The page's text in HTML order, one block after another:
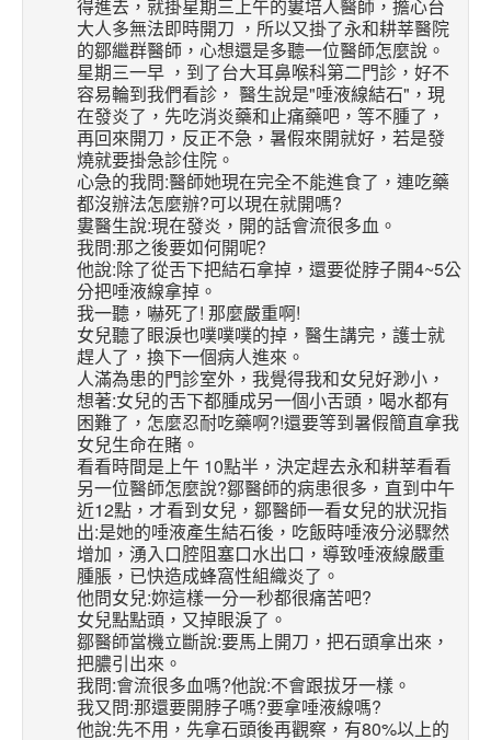
得進去，就掛星期三上午的婁培人醫師，擔心台
大人多無法即時開刀 ，所以又掛了永和耕莘醫院
的鄒繼群醫師，心想還是多聽一位醫師怎麼說。
星期三一早 ，到了台大耳鼻喉科第二門診，好不
容易輪到我們看診， 醫生說是"唾液線結石"，現
在發炎了，先吃消炎藥和止痛藥吧，等不腫了，
再回來開刀，反正不急，暑假來開就好，若是發
燒就要掛急診住院。
心急的我問:醫師她現在完全不能進食了，連吃藥
都沒辦法怎麼辦?可以現在就開嗎?
婁醫生說:現在發炎，開的話會流很多血。
我問:那之後要如何開呢?
他說:除了從舌下把結石拿掉，還要從脖子開4~5公
分把唾液線拿掉。
我一聽，嚇死了! 那麼嚴重啊!
女兒聽了眼淚也噗噗噗的掉，醫生講完，護士就
趕人了，換下一個病人進來。
人滿為患的門診室外，我覺得我和女兒好渺小，
想著:女兒的舌下都腫成另一個小舌頭，喝水都有
困難了，怎麼忍耐吃藥啊?!還要等到暑假簡直拿我
女兒生命在賭。
看看時間是上午 10點半，決定趕去永和耕莘看看
另一位醫師怎麼說?鄒醫師的病患很多，直到中午
近12點，才看到女兒，鄒醫師一看女兒的狀況指
出:是她的唾液產生結石後，吃飯時唾液分泌驟然
增加，湧入口腔阻塞口水出口，導致唾液線嚴重
腫脹，已快造成蜂窩性組織炎了。
他問女兒:妳這樣一分一秒都很痛苦吧?
女兒點點頭，又掉眼淚了。
鄒醫師當機立斷說:要馬上開刀，把石頭拿出來，
把膿引出來。
我問:會流很多血嗎?他說:不會跟拔牙一樣。
我又問:那還要開脖子嗎?要拿唾液線嗎?
他說:先不用，先拿石頭後再觀察，有80%以上的